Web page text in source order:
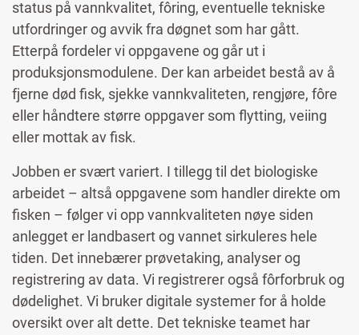
status på vannkvalitet, fôring, eventuelle tekniske
utfordringer og avvik fra døgnet som har gått.
Etterpå fordeler vi oppgavene og går ut i
produksjonsmodulene. Der kan arbeidet bestå av å
fjerne død fisk, sjekke vannkvaliteten, rengjøre, fôre
eller håndtere større oppgaver som flytting, veiing
eller mottak av fisk.
Jobben er svært variert. I tillegg til det biologiske
arbeidet – altså oppgavene som handler direkte om
fisken – følger vi opp vannkvaliteten nøye siden
anlegget er landbasert og vannet sirkuleres hele
tiden. Det innebærer prøvetaking, analyser og
registrering av data. Vi registrerer også fôrforbruk og
dødelighet. Vi bruker digitale systemer for å holde
oversikt over alt dette. Det tekniske teamet har